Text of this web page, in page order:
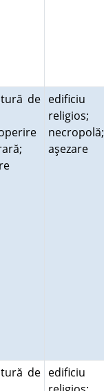
de edificiu
religios;
necropolă;
aşezare
de edificiu